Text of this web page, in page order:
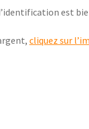
est
cliquez sur